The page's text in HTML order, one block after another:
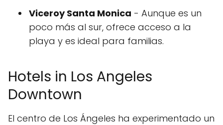
Viceroy Santa Monica - Aunque es un
poco más al sur, ofrece acceso a la
playa y es ideal para familias.
Hotels in Los Angeles
Downtown
El centro de Los Ángeles ha experimentado un